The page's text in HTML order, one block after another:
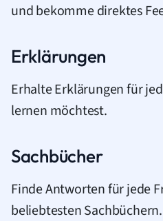
und bekomme direktes
Erklärungen
Erhalte Erklärungen für
lernen möchtest.
Sachbücher
Finde Antworten für jede
beliebtesten Sachbüchern.